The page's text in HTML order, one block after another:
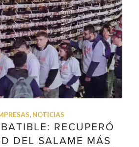
, NOTICIAS
RECUPERÓ
DEL SALAME MÁS